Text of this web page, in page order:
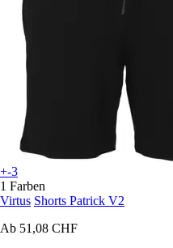
+-3
1 Farben
Virtus Shorts Patrick V2
Ab 51,08 CHF